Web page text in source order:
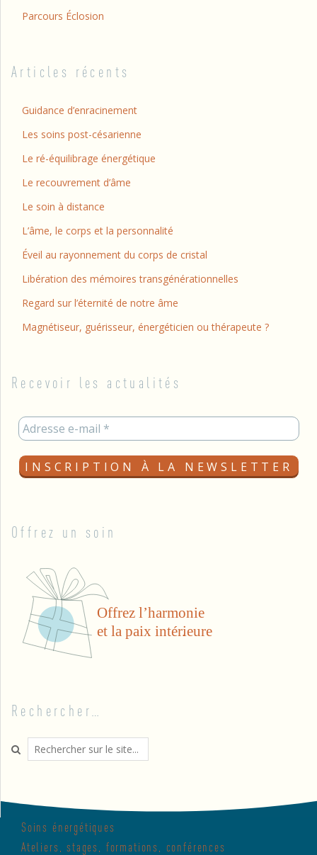
Parcours Éclosion
Articles récents
Guidance d’enracinement
Les soins post-césarienne
Le ré-équilibrage énergétique
Le recouvrement d’âme
Le soin à distance
L’âme, le corps et la personnalité
Éveil au rayonnement du corps de cristal
Libération des mémoires transgénérationnelles
Regard sur l’éternité de notre âme
Magnétiseur, guérisseur, énergéticien ou thérapeute ?
Recevoir les actualités
Offrez un soin
Rechercher…
Search
Soins énergétiques
Ateliers, stages, formations, conférences